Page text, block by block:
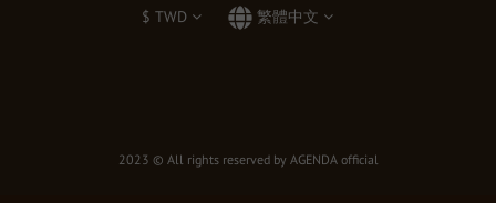
$ TWD 繁體中文
2023 © All rights reserved by AGENDA official